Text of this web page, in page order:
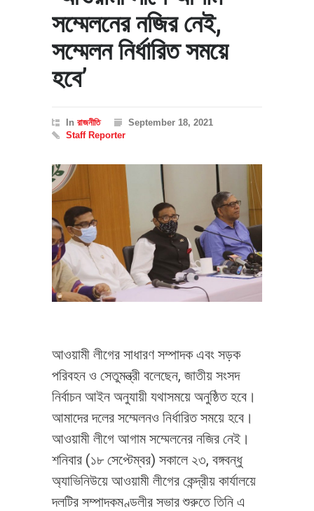
সম্মেলনের নজির নেই,
সম্মেলন নির্ধারিত সময়ে
হবে’
In রাজনীতি
September 18, 2021
Staff Reporter
আওয়ামী লীগের সাধারণ সম্পাদক এবং সড়ক
পরিবহন ও সেতুমন্ত্রী বলেছেন, জাতীয় সংসদ
নির্বাচন আইন অনুযায়ী যথাসময়ে অনুষ্ঠিত হবে।
আমাদের দলের সম্মেলনও নির্ধারিত সময়ে হবে।
আওয়ামী লীগে আগাম সম্মেলনের নজির নেই।
শনিবার (১৮ সেপ্টেম্বর) সকালে ২৩, বঙ্গবন্ধু
অ্যাভিনিউয়ে আওয়ামী লীগের কেন্দ্রীয় কার্যালয়ে
দলটির সম্পাদকমণ্ডলীর সভার শুরুতে তিনি এ